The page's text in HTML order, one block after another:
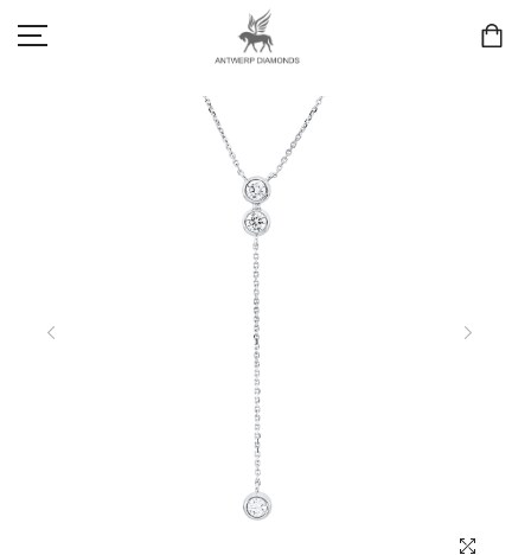
ANTWERP DIAMONDS LUXURY COLLECTION
3D TRAURINGKONFIGURATION